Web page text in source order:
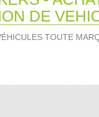
DE
TOUTE